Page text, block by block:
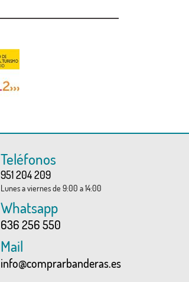
Teléfonos
951 204 209
Lunes a viernes de 9:00 a 14:00
Whatsapp
636 256 550
Mail
info@comprarbanderas.es